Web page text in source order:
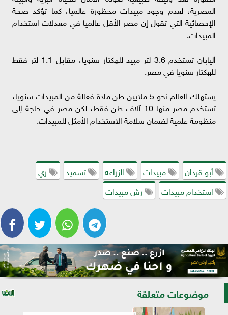
المصرية، لعدم وجود مبيدات محظورة عالميا، كما تؤكد صحة
الإحصائية التي تقول إن مصر الأقل عالميا في معدلات استخدام
المبيدات.
اليابان تستخدم 3.6 لتر مبيد للهكتار سنويا، مقابل 1.1 لتر فقط
للهكتار سنويا في مصر.
يستهلك العالم نحو 5 ملايين طن مادة فعالة من المبيدات سنويا،
تستخدم مصر منها 10 آلاف طن فقط، لكن مصر في حاجة إلى
منظومة علمية لضمان سلامة الاستخدام الأمثل للمبيدات.
أبو قردان مبيدات الزراعه تسميد
ري
استخدام مبيدات
رش مبيدات
موضوعات متعلقة